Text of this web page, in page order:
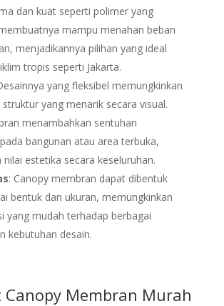
dan kuat seperti polimer yang
mampu menahan beban
menjadikannya pilihan yang ideal
tropis seperti Jakarta.
yang fleksibel memungkinkan
yang menarik secara visual.
menambahkan sentuhan
bangunan atau area terbuka,
estetika secara keseluruhan.
: Canopy membran dapat dibentuk
bentuk dan ukuran, memungkinkan
yang mudah terhadap berbagai
kebutuhan desain.
Membran Murah